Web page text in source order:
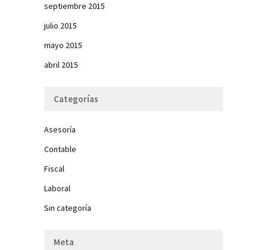
septiembre 2015
julio 2015
mayo 2015
abril 2015
Categorías
Asesoría
Contable
Fiscal
Laboral
Sin categoría
Meta